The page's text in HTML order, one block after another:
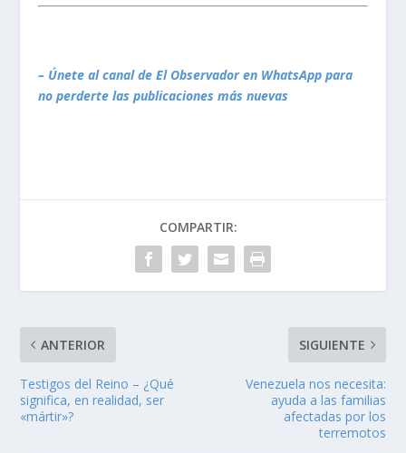
– Únete al canal de El Observador en WhatsApp para
no perderte las publicaciones más nuevas
COMPARTIR:
ANTERIOR
Testigos del Reino – ¿Qué
significa, en realidad, ser
«mártir»?
SIGUIENTE
Venezuela nos necesita:
ayuda a las familias
afectadas por los
terremotos